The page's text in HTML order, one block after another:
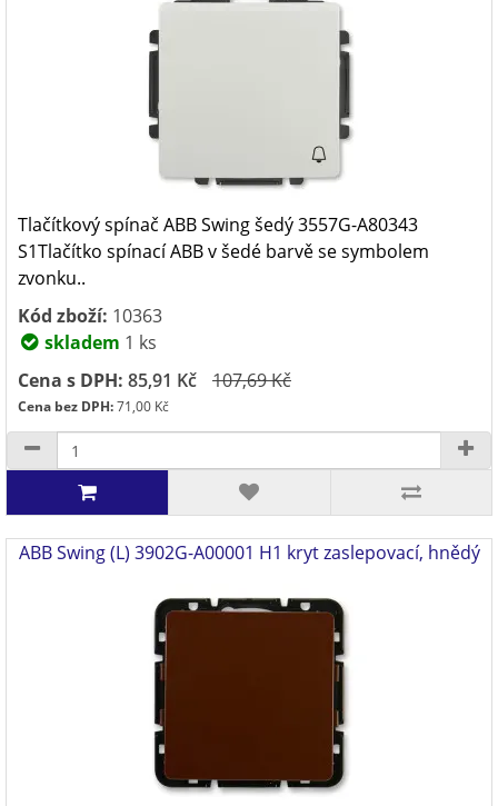
Tlačítkový spínač ABB Swing šedý 3557G-A80343
S1Tlačítko spínací ABB v šedé barvě se symbolem
zvonku..
Kód zboží: 10363
skladem 1 ks
Cena s DPH: 85,91 Kč 107,69 Kč
Cena bez DPH:71,00 Kč
ABB Swing (L) 3902G-A00001 H1 kryt zaslepovací, hnědý